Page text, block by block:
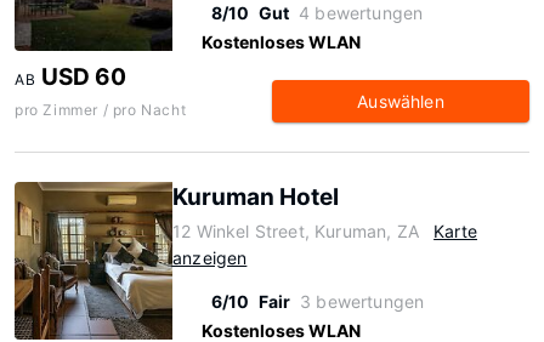
8/10 Gut 4 bewertungen
Kostenloses WLAN
AB USD 60
pro Zimmer / pro Nacht Auswählen
Kuruman Hotel
12 Winkel Street, Kuruman, ZA
Karte
anzeigen
6/10 Fair 3 bewertungen
Kostenloses WLAN